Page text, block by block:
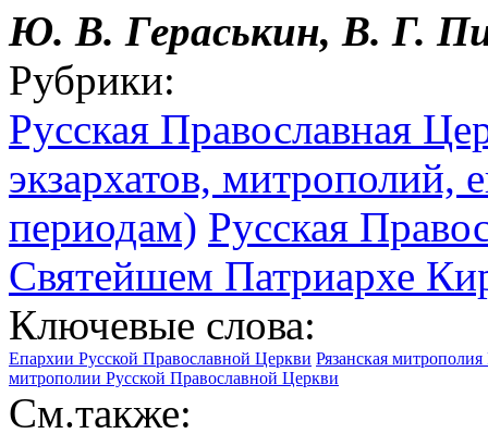
Ю. В. Гераськин, В. Г.
Рубрики:
Русская Православная
экзархатов, митрополий,
периодам) Русская
Святейшем Патриархе
Ключевые слова:
Епархии Русской Православной Церкви Рязанская
митрополии Русской Православной Церкви
См.также: